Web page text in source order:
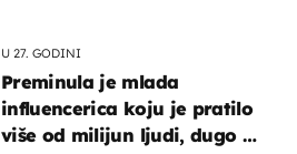
U 27. GODINI
Preminula je mlada
influencerica koju je pratilo
više od milijun ljudi, dugo se